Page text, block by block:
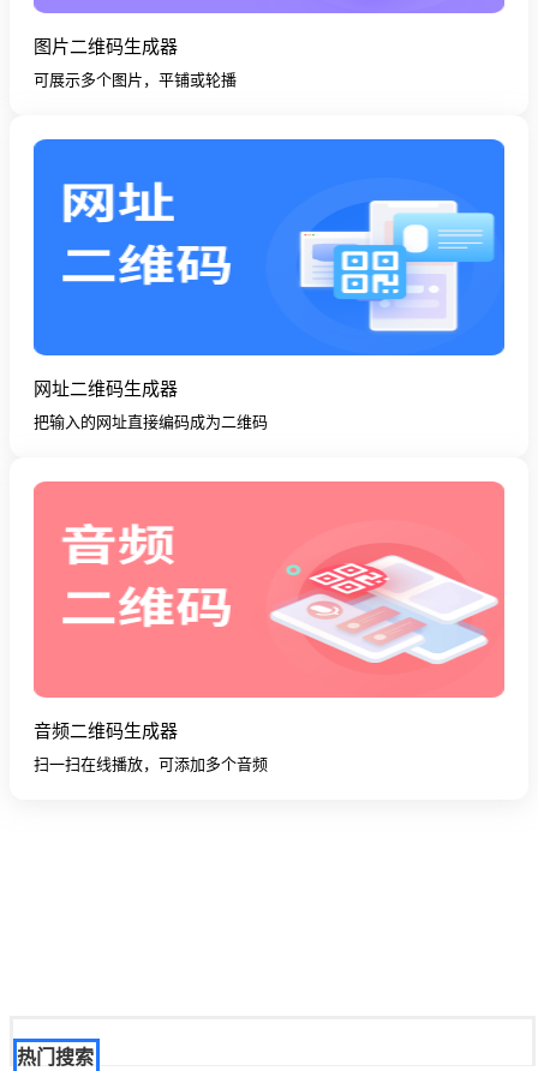
图片二维码生成器
可展示多个图片，平铺或轮播
网址二维码生成器
把输入的网址直接编码成为二维码
音频二维码生成器
扫一扫在线播放，可添加多个音频
热门搜索